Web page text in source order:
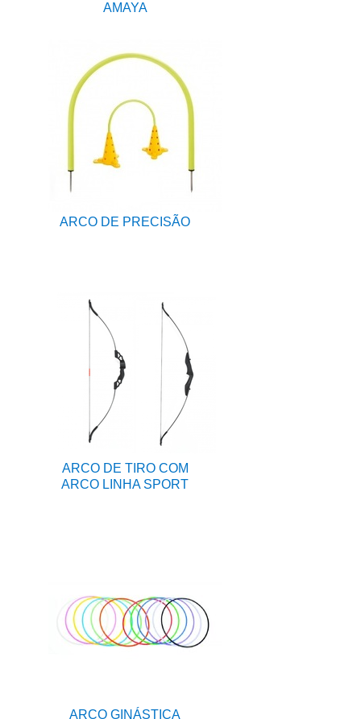
AMAYA
ARCO DE PRECISÃO
ARCO DE TIRO COM
ARCO LINHA SPORT
ARCO GINÁSTICA